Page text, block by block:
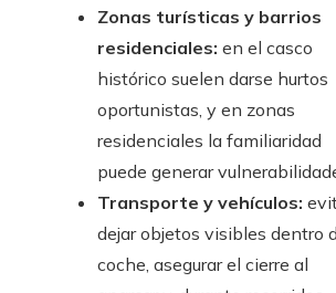
Zonas turísticas y barrios
residenciales: en el casco
histórico suelen darse hurtos
oportunistas, y en zonas
residenciales la familiaridad
puede generar
Transporte y vehículos:
dejar objetos visibles dentro
coche, asegurar el cierre al